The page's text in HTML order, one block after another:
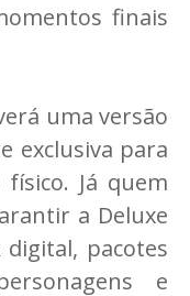
finais
uma versão
exclusiva para
Já quem
a Deluxe
pacotes
e